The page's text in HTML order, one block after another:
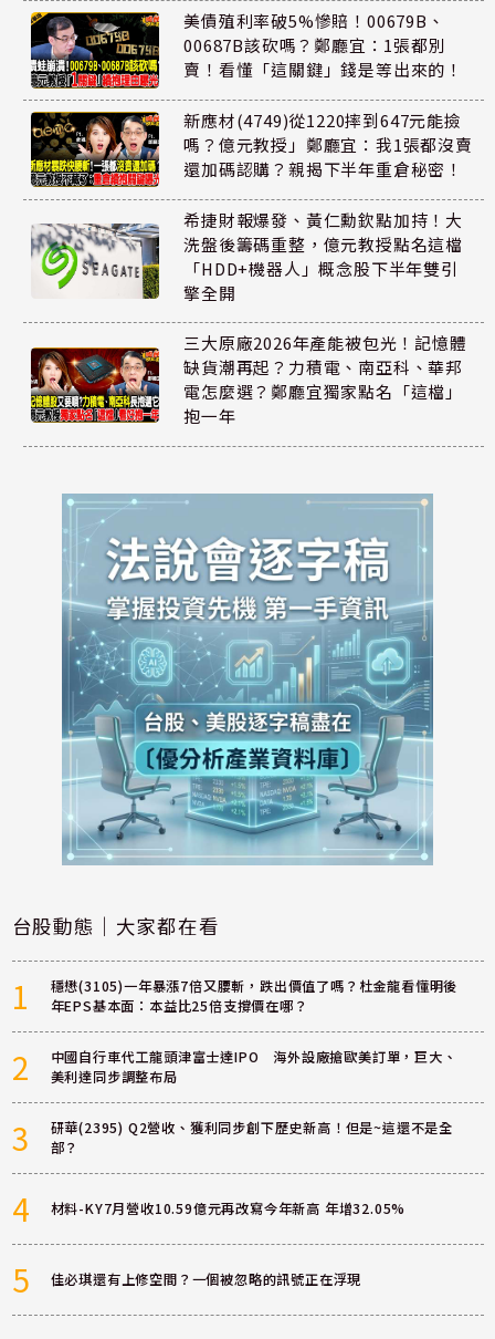
美債殖利率破5%慘賠！00679B、
00687B該砍嗎？鄭廳宜：1張都別
賣！看懂「這關鍵」錢是等出來的！
新應材(4749)從1220摔到647元能撿
嗎？億元教授」鄭廳宜：我1張都沒賣
還加碼認購？親揭下半年重倉秘密！
希捷財報爆發、黃仁勳欽點加持！大
洗盤後籌碼重整，億元教授點名這檔
「HDD+機器人」概念股下半年雙引
擎全開
三大原廠2026年產能被包光！記憶體
缺貨潮再起？力積電、南亞科、華邦
電怎麼選？鄭廳宜獨家點名「這檔」
抱一年
台股動態｜大家都在看
1
穩懋(3105)一年暴漲7倍又腰斬，跌出價值了嗎？杜金龍看懂明後
年EPS基本面：本益比25倍支撐價在哪？
2
中國自行車代工龍頭津富士達IPO 海外設廠搶歐美訂單，巨大、
美利達同步調整布局
3
研華(2395) Q2營收、獲利同步創下歷史新高！但是~這還不是全
部？
4 材料-KY7月營收10.59億元再改寫今年新高 年增32.05%
5 佳必琪還有上修空間？一個被忽略的訊號正在浮現